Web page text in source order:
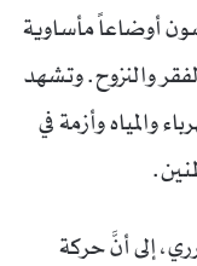
أوضاعاً مأساوية
والنزوح. وتشهد
والمياه وأزمة في
إلى أنَّ حركة